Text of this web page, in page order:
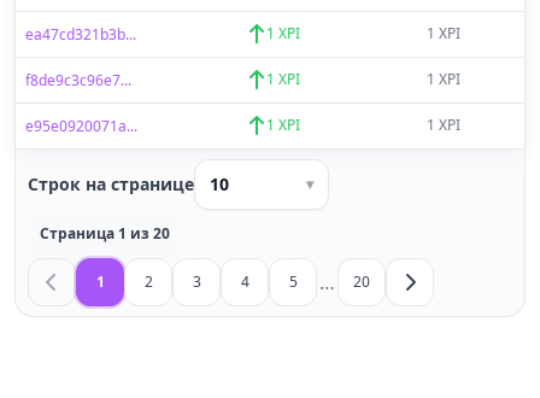
ea47cd321b3b... 1 XPI 1 XPI
f8de9c3c96e7... 1 XPI 1 XPI
e95e0920071a... 1 XPI 1 XPI
Строк на странице 10 ▾
Страница 1 из 20
1 2 3 4 5 … 20